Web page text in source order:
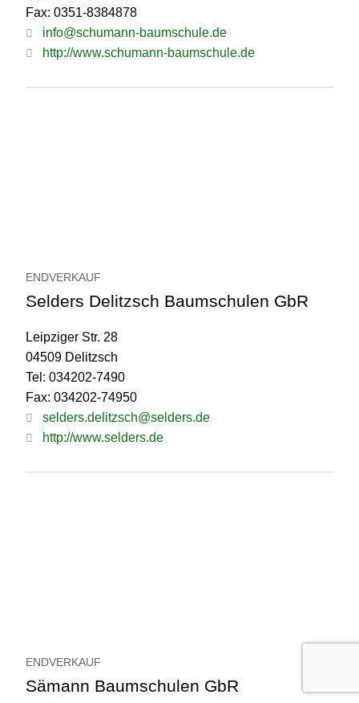
Fax: 0351-8384878
info@schumann-baumschule.de
http://www.schumann-baumschule.de
ENDVERKAUF
Selders Delitzsch Baumschulen GbR
Leipziger Str. 28
04509 Delitzsch
Tel: 034202-7490
Fax: 034202-74950
selders.delitzsch@selders.de
http://www.selders.de
ENDVERKAUF
Sämann Baumschulen GbR